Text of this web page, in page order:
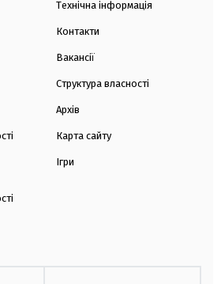
Технічна інформація
Контакти
Вакансії
Структура власності
Архів
Карта сайту
Ігри